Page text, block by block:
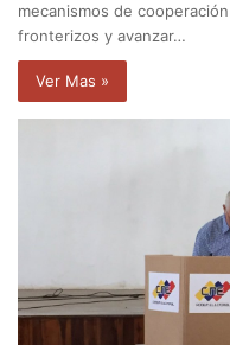
mecanismos de
fronterizos y avanzar…
Ver Mas »